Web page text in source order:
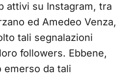
attivi su Instagram, tra
ed Amedeo Venza,
tali segnalazioni
followers. Ebbene,
emerso da tali